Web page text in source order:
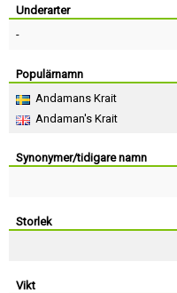
Underarter
-
Populärnamn
Andamans Krait
Andaman's Krait
Synonymer/tidigare namn
Storlek
Vikt